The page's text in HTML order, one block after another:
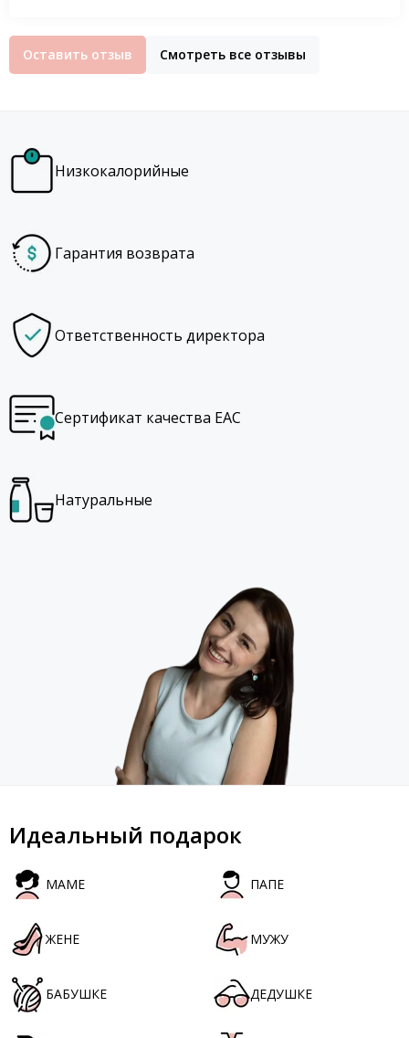
Оставить отзыв Смотреть все отзывы
Низкокалорийные
Гарантия возврата
Ответственность директора
Сертификат качества EAC
Натуральные
Идеальный подарок
МАМЕ ПАПЕ
ЖЕНЕ МУЖУ
БАБУШКЕ ДЕДУШКЕ